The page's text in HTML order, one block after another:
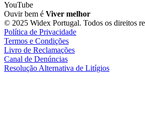
YouTube
Ouvir bem é Viver melhor
© 2025 Widex Portugal. Todos os direitos
Política de Privacidade
Termos e Condições
Livro de Reclamações
Canal de Denúncias
Resolução Alternativa de Litígios